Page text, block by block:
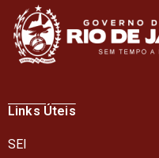
Links Úteis
SEI